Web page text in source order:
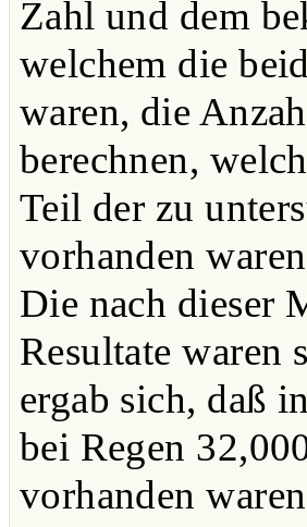
Zahl und dem
welchem die
waren, die
berechnen,
Teil der zu
vorhanden
Die nach dieser
Resultate waren
ergab sich, daß
bei Regen
vorhanden